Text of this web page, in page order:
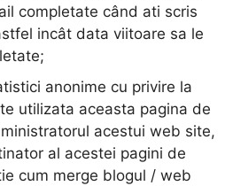
completate când ati scris
incât data viitoare sa le
anonime cu privire la
utilizata aceasta pagina de
acestui web site,
al acestei pagini de
cum merge blogul / web